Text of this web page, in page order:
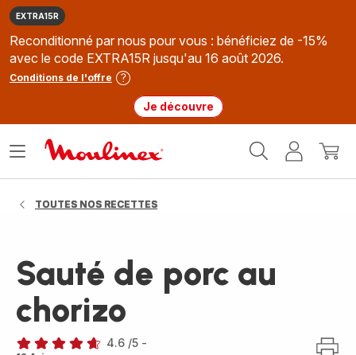
EXTRA15R
Reconditionné par nous pour vous : bénéficiez de -15%
avec le code EXTRA15R jusqu'au 16 août 2026.
Conditions de l'offre
Je découvre
MonMon
Ouvrir
TOUTES NOS RECETTES
Sauté de porc au
chorizo
4.6 /5 -